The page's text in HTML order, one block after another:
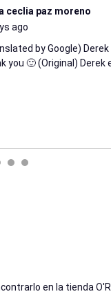
ceclia paz moreno
ago
by Google)
you 🙂 (Original)
en la tienda